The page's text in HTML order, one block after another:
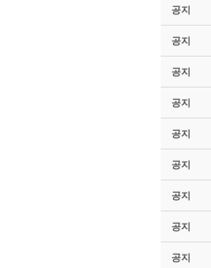
공지
공지
공지
공지
공지
공지
공지
공지
공지